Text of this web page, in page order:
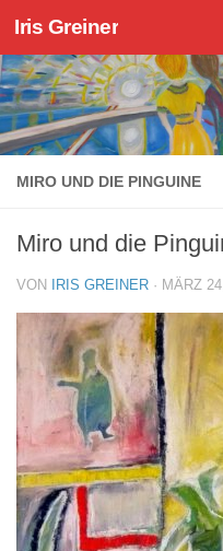
Zum Inhalt springen
Iris Greiner
MIRO UND DIE PINGUINE
Miro und die
VON IRIS GREINER · MÄRZ